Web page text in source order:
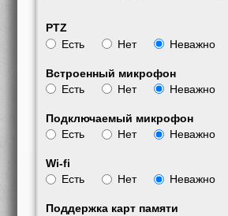
PTZ
Есть
Нет Неважно
Встроенный микрофон
Есть
Нет Неважно
Подключаемый микрофон
Есть
Нет Неважно
Wi-fi
Есть
Нет Неважно
Поддержка карт памяти